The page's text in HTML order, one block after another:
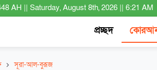
AH || Saturday, August 8th, 2026 || 6:21 AM
প্রচ্ছদ
সূরা-আল-বুরূজ